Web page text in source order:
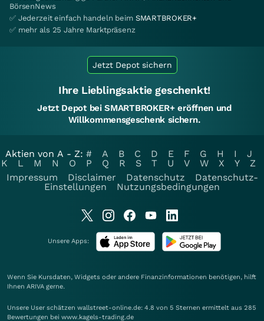
BörsenNews
✅ Jederzeit einfach handeln beim SMARTBROKER+
✅ mehr als 25 Jahre Marktpräsenz
Jetzt Depot sichern
Ihre Lieblingsaktie geschenkt!
Jetzt Depot bei SMARTBROKER+ eröffnen und
Willkommensgeschenk sichern.
Aktien von A - Z: # A B C D E F G H I
J
K
L M N O P Q R S T U V W X Y
Z
Impressum
Disclaimer Datenschutz
Datenschutz-
Einstellungen
Nutzungsbedingungen
Unsere Apps:
Wenn Sie Kursdaten, Widgets oder andere Finanzinformationen benötigen, hilft
Ihnen ARIVA gerne.
Unsere User schätzen wallstreet-online.de: 4.8 von 5 Sternen ermittelt aus 285
Bewertungen bei www.kagels-trading.de